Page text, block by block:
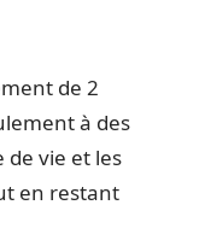
de 2
à des
de vie et les
en restant